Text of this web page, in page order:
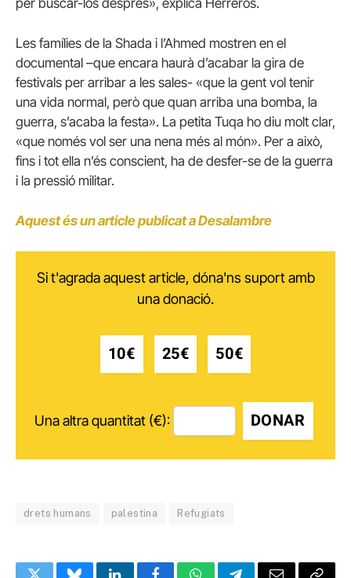
Les famílies de la Shada i l’Ahmed mostren en el
documental –que encara haurà d’acabar la gira de
festivals per arribar a les sales- «que la gent vol tenir
una vida normal, però que quan arriba una bomba, la
guerra, s’acaba la festa». La petita Tuqa ho diu molt clar,
«que només vol ser una nena més al món». Per a això,
fins i tot ella n’és conscient, ha de desfer-se de la guerra
i la pressió militar.
Aquest és un article publicat a Desalambre
Si t'agrada aquest article, dóna'ns suport amb
una donació.
10€ 25€ 50€
Una altra quantitat (€): DONAR
drets humans palestina Refugiats